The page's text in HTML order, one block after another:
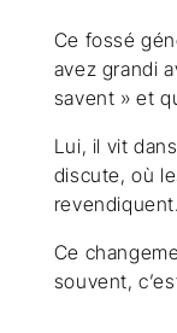
Ce fossé
avez grandi
savent » et
Lui, il vit
discute, où
revendiquent.
Ce
souvent,